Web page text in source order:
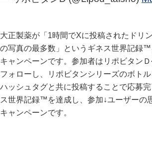
大正製薬が「1時間でXに投稿されたドリ
の写真の最多数」というギネス世界記録
キャンペーンです。参加者はリポビタン
フォローし、リポビタンシリーズのボト
ハッシュタグと共に投稿することで応募
ス世界記録™を達成し、参加↓ユーザーの
キャンペーンです。